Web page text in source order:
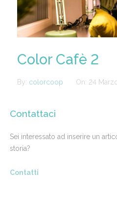
Color Cafè 2
By: colorcoop On: 24
Contattaci
Sei interessato ad inserire un
storia?
Contatti